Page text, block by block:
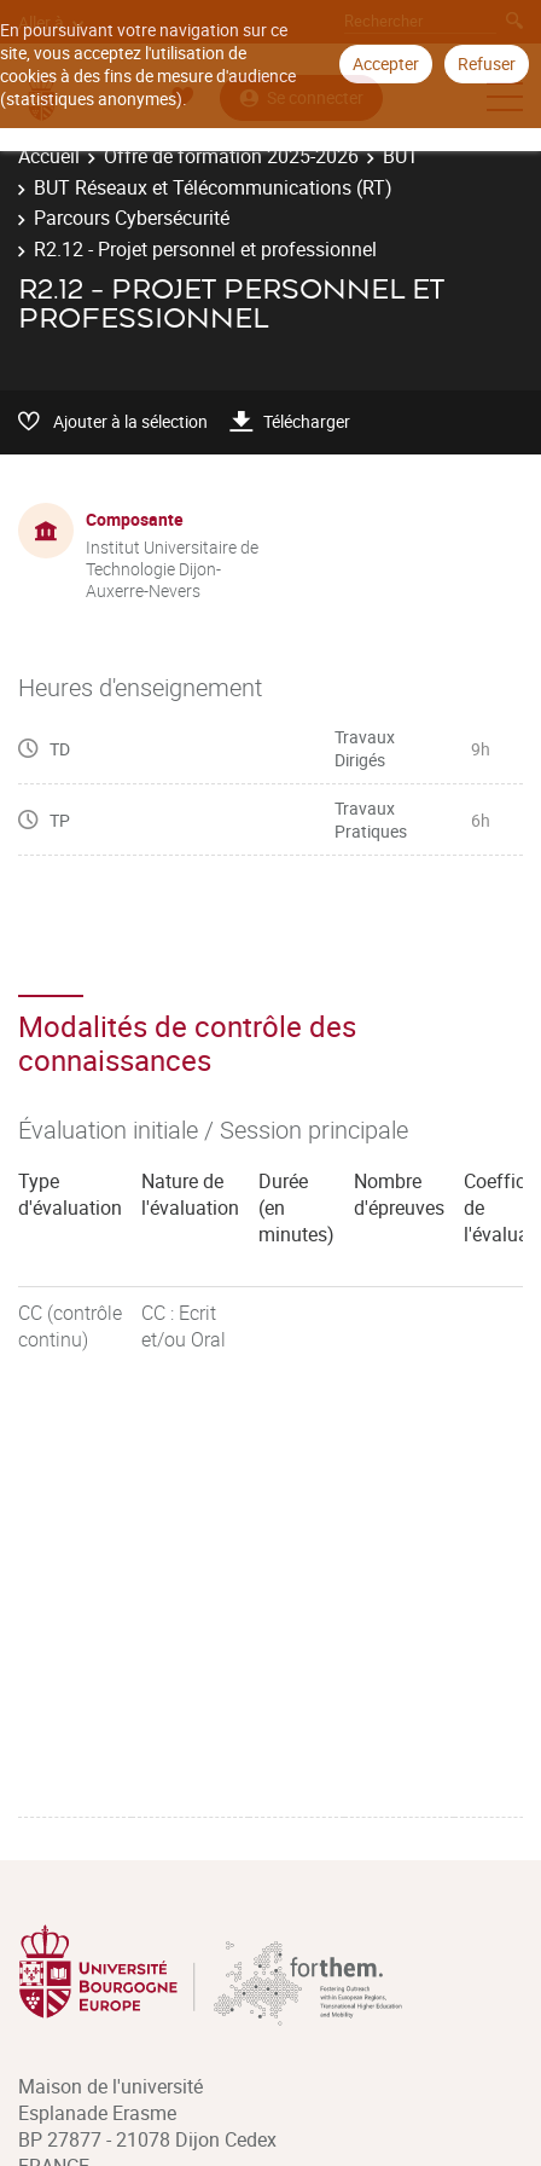
En poursuivant votre navigation sur ce
site, vous acceptez l'utilisation de
cookies à des fins de mesure d'audience
(statistiques anonymes).
Accepter Refuser
Aller à
Se connecter
Accueil Offre de formation 2025-2026
BUT
BUT Réseaux et Télécommunications (RT)
Parcours Cybersécurité
R2.12 - Projet personnel et professionnel
R2.12 - PROJET PERSONNEL ET
PROFESSIONNEL
Ajouter à la sélection Télécharger
Composante
Institut Universitaire de
Technologie Dijon-
Auxerre-Nevers
Heures d'enseignement
TD
Travaux
Dirigés
9h
TP
Travaux
Pratiques
6h
Modalités de contrôle des
connaissances
Évaluation initiale / Session principale
Type
d'évaluation
Nature de
l'évaluation
Durée
(en
minutes)
Nombre
d'épreuves
de
CC (contrôle
continu)
CC : Ecrit
et/ou Oral
Maison de l'université
Esplanade Erasme
BP 27877 - 21078 Dijon Cedex